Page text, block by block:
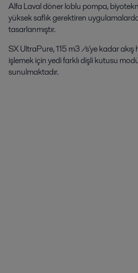
Alfa Laval döner loblu pompa,
yüksek saflık gerektiren uygulamalarda
tasarlanmıştır.
SX UltraPure, 115 m3 /s'ye kadar akış
işlemek için yedi farklı dişli kutusu
sunulmaktadır.